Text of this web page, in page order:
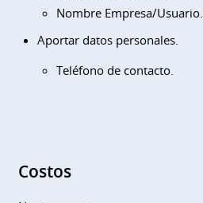
Nombre Empresa/Usuario.
Aportar datos personales.
Teléfono de contacto.
Costos